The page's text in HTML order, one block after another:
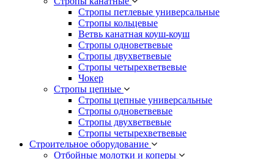
Стропы петлевые универсальные
Стропы кольцевые
Ветвь канатная коуш-коуш
Стропы одноветвевые
Стропы двухветвевые
Стропы четырехветвевые
Чокер
Стропы цепные
Стропы цепные универсальные
Стропы одноветвевые
Стропы двухветвевые
Стропы четырехветвевые
Строительное оборудование
Отбойные молотки и коперы